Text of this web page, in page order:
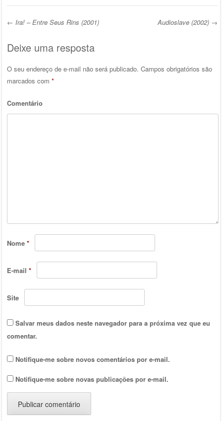
← Ira! – Entre Seus Rins (2001) Audioslave (2002) →
Deixe uma resposta
O seu endereço de e-mail não será publicado. Campos obrigatórios são
marcados com *
Comentário
Nome *
E-mail *
Site
Salvar meus dados neste navegador para a próxima vez que eu
comentar.
Notifique-me sobre novos comentários por e-mail.
Notifique-me sobre novas publicações por e-mail.